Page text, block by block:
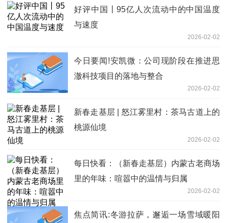
好评中国丨95亿人次流动中的中国温度
与速度
2026-02-02
今日要闻!安凯微：公司现阶段在推进思
澈科技项目的落地与整合
2026-02-02
新春走基层 | 怒江雾里村：茶马古道上的
桃源仙境
2026-02-02
每日快看：（新春走基层）内蒙古老商场
里的年味：喧嚣中的温情与归属
2026-02-02
焦点简讯:冬游拉萨，邂逅一场雪域暖阳